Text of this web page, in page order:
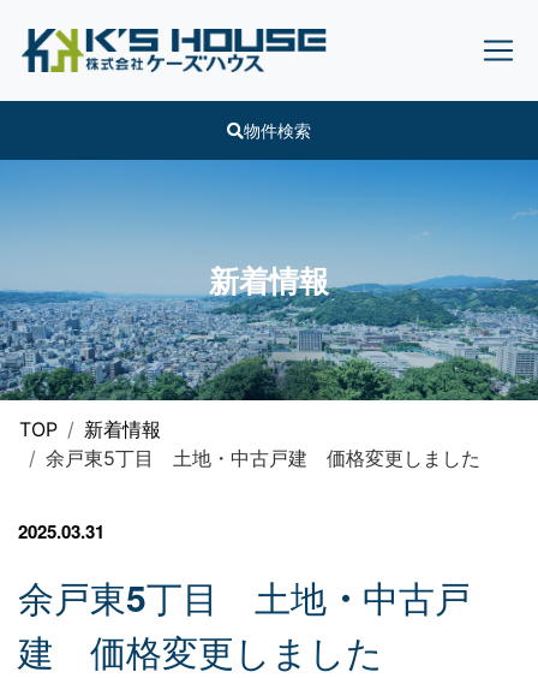
物件検索
新着情報
TOP
新着情報
余戸東5丁目 土地・中古戸建 価格変更しました
2025.03.31
余戸東5丁目 土地 ・ 中古戸
建
価格変更し ま した